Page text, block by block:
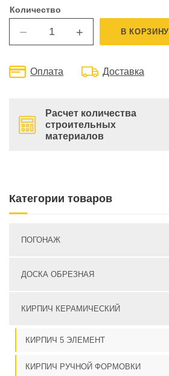
Количество
— + В КОРЗИНУ
Оплата Доставка
Расчет количества
строительных
материалов
Категории товаров
ПОГОНАЖ
ДОСКА ОБРЕЗНАЯ
КИРПИЧ КЕРАМИЧЕСКИЙ
КИРПИЧ 5 ЭЛЕМЕНТ
КИРПИЧ РУЧНОЙ ФОРМОВКИ